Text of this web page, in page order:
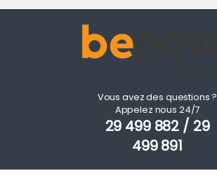
Vous avez des questions ?
Appelez nous 24/7
29 499 882 / 29
499 891